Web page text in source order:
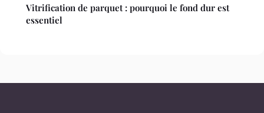
Vitrification de parquet : pourquoi le fond dur est
essentiel